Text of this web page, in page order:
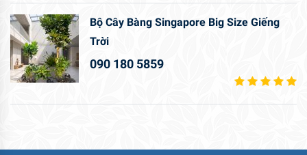
Bộ Cây Bàng Singapore Big Size Giếng
Trời
090 180 5859